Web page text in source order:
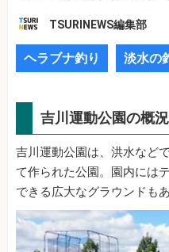
TSURINEWS編集部
ヘラブナ釣り 淡水の
吉川運動公園の概況
吉川運動公園は、洪水など
て作られた公園。園内には
できる広大なグラウンドもあ